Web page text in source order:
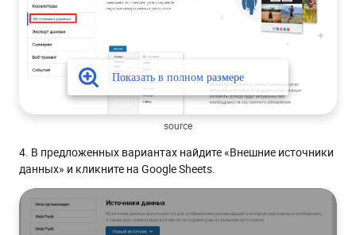
source
4. В предложенных вариантах найдите «Внешние источники
данных» и кликните на Google Sheets.